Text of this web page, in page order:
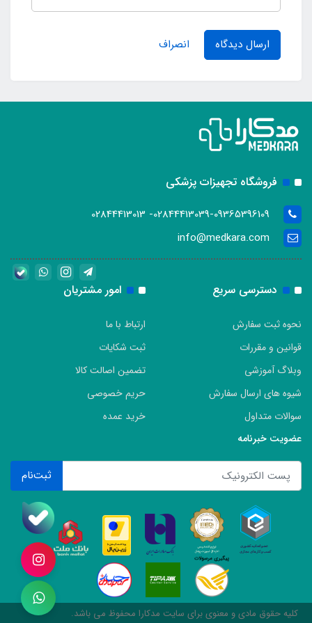
ارسال دیدگاه انصراف
فروشگاه تجهیزات پزشکی
02844413039-09365396109- 02844413013
info@medkara.com
دسترسی سریع
نحوه ثبت سفارش
قوانین و مقررات
وبلاگ آموزشی
شیوه های ارسال سفارش
سوالات متداول
امور مشتریان
ارتباط با ما
ثبت شکایات
تضمین اصالت کالا
حریم خصوصی
خرید عمده
عضویت خبرنامه
ثبت‌نام
کلیه حقوق مادی و معنوی برای سایت مدکارا محفوظ می باشد.